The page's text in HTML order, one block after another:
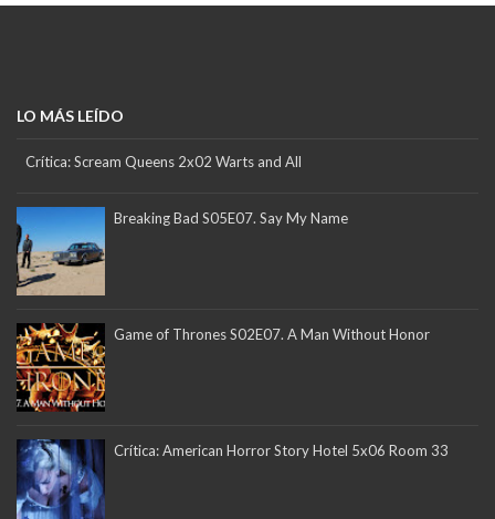
LO MÁS LEÍDO
Crítica: Scream Queens 2x02 Warts and All
Breaking Bad S05E07. Say My Name
Game of Thrones S02E07. A Man Without Honor
Crítica: American Horror Story Hotel 5x06 Room 33